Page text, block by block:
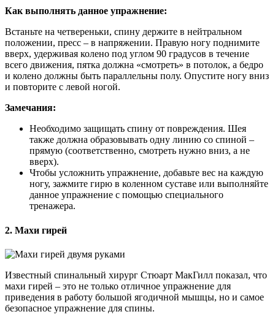
Как выполнять данное упражнение:
Встаньте на четвереньки, спину держите в нейтральном
положении, пресс – в напряжении. Правую ногу поднимите
вверх, удерживая колено под углом 90 градусов в течение
всего движения, пятка должна «смотреть» в потолок, а бедро
и колено должны быть параллельны полу. Опустите ногу вниз
и повторите с левой ногой.
Замечания:
Необходимо защищать спину от повреждения. Шея
также должна образовывать одну линию со спиной –
прямую (соответственно, смотреть нужно вниз, а не
вверх).
Чтобы усложнить упражнение, добавьте вес на каждую
ногу, зажмите гирю в коленном суставе или выполняйте
данное упражнение с помощью специального
тренажера.
2. Махи гирей
Известный спинальный хирург Стюарт МакГилл показал, что
махи гирей – это не только отличное упражнение для
приведения в работу большой ягодичной мышцы, но и самое
безопасное упражнение для спины.